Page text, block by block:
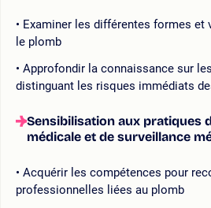
Examiner les différentes formes et
le plomb
Approfondir la connaissance sur
distinguant les risques immédiats
Sensibilisation aux pratiques
médicale et de surveillance
Acquérir les compétences pour
professionnelles liées au plomb